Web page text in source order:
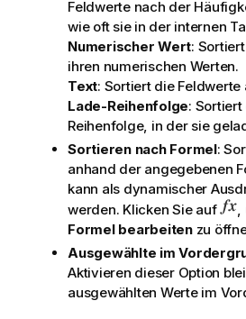
Feldwerte nach der
wie oft sie in der internen
Numerischer Wert:
ihren numerischen Werten.
Text: Sortiert die Feldwerte
Lade-Reihenfolge:
Reihenfolge, in der sie
Sortieren nach Formel:
anhand der angegebenen
kann als dynamischer
werden. Klicken Sie auf
Formel bearbeitenzu
Ausgewählte im
Aktivieren dieser Option
ausgewählten Werte im